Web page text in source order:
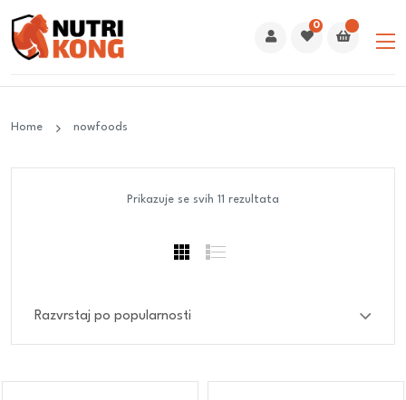
0
Home nowfoods
Prikazuje se svih 11 rezultata